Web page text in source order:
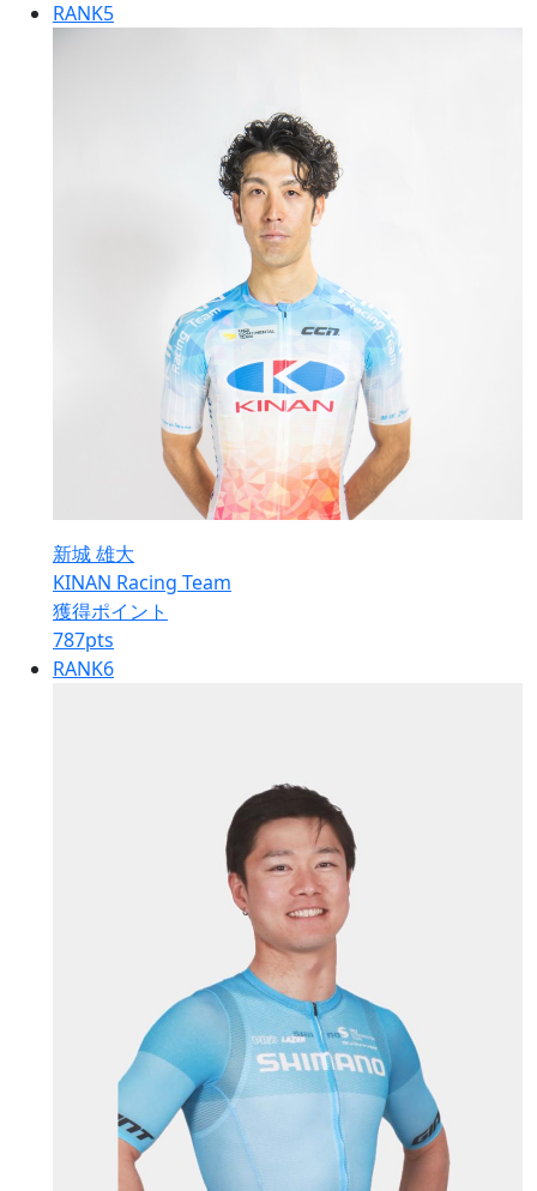
RANK5
新城 雄大
KINAN Racing Team
獲得ポイント
787pts
RANK6